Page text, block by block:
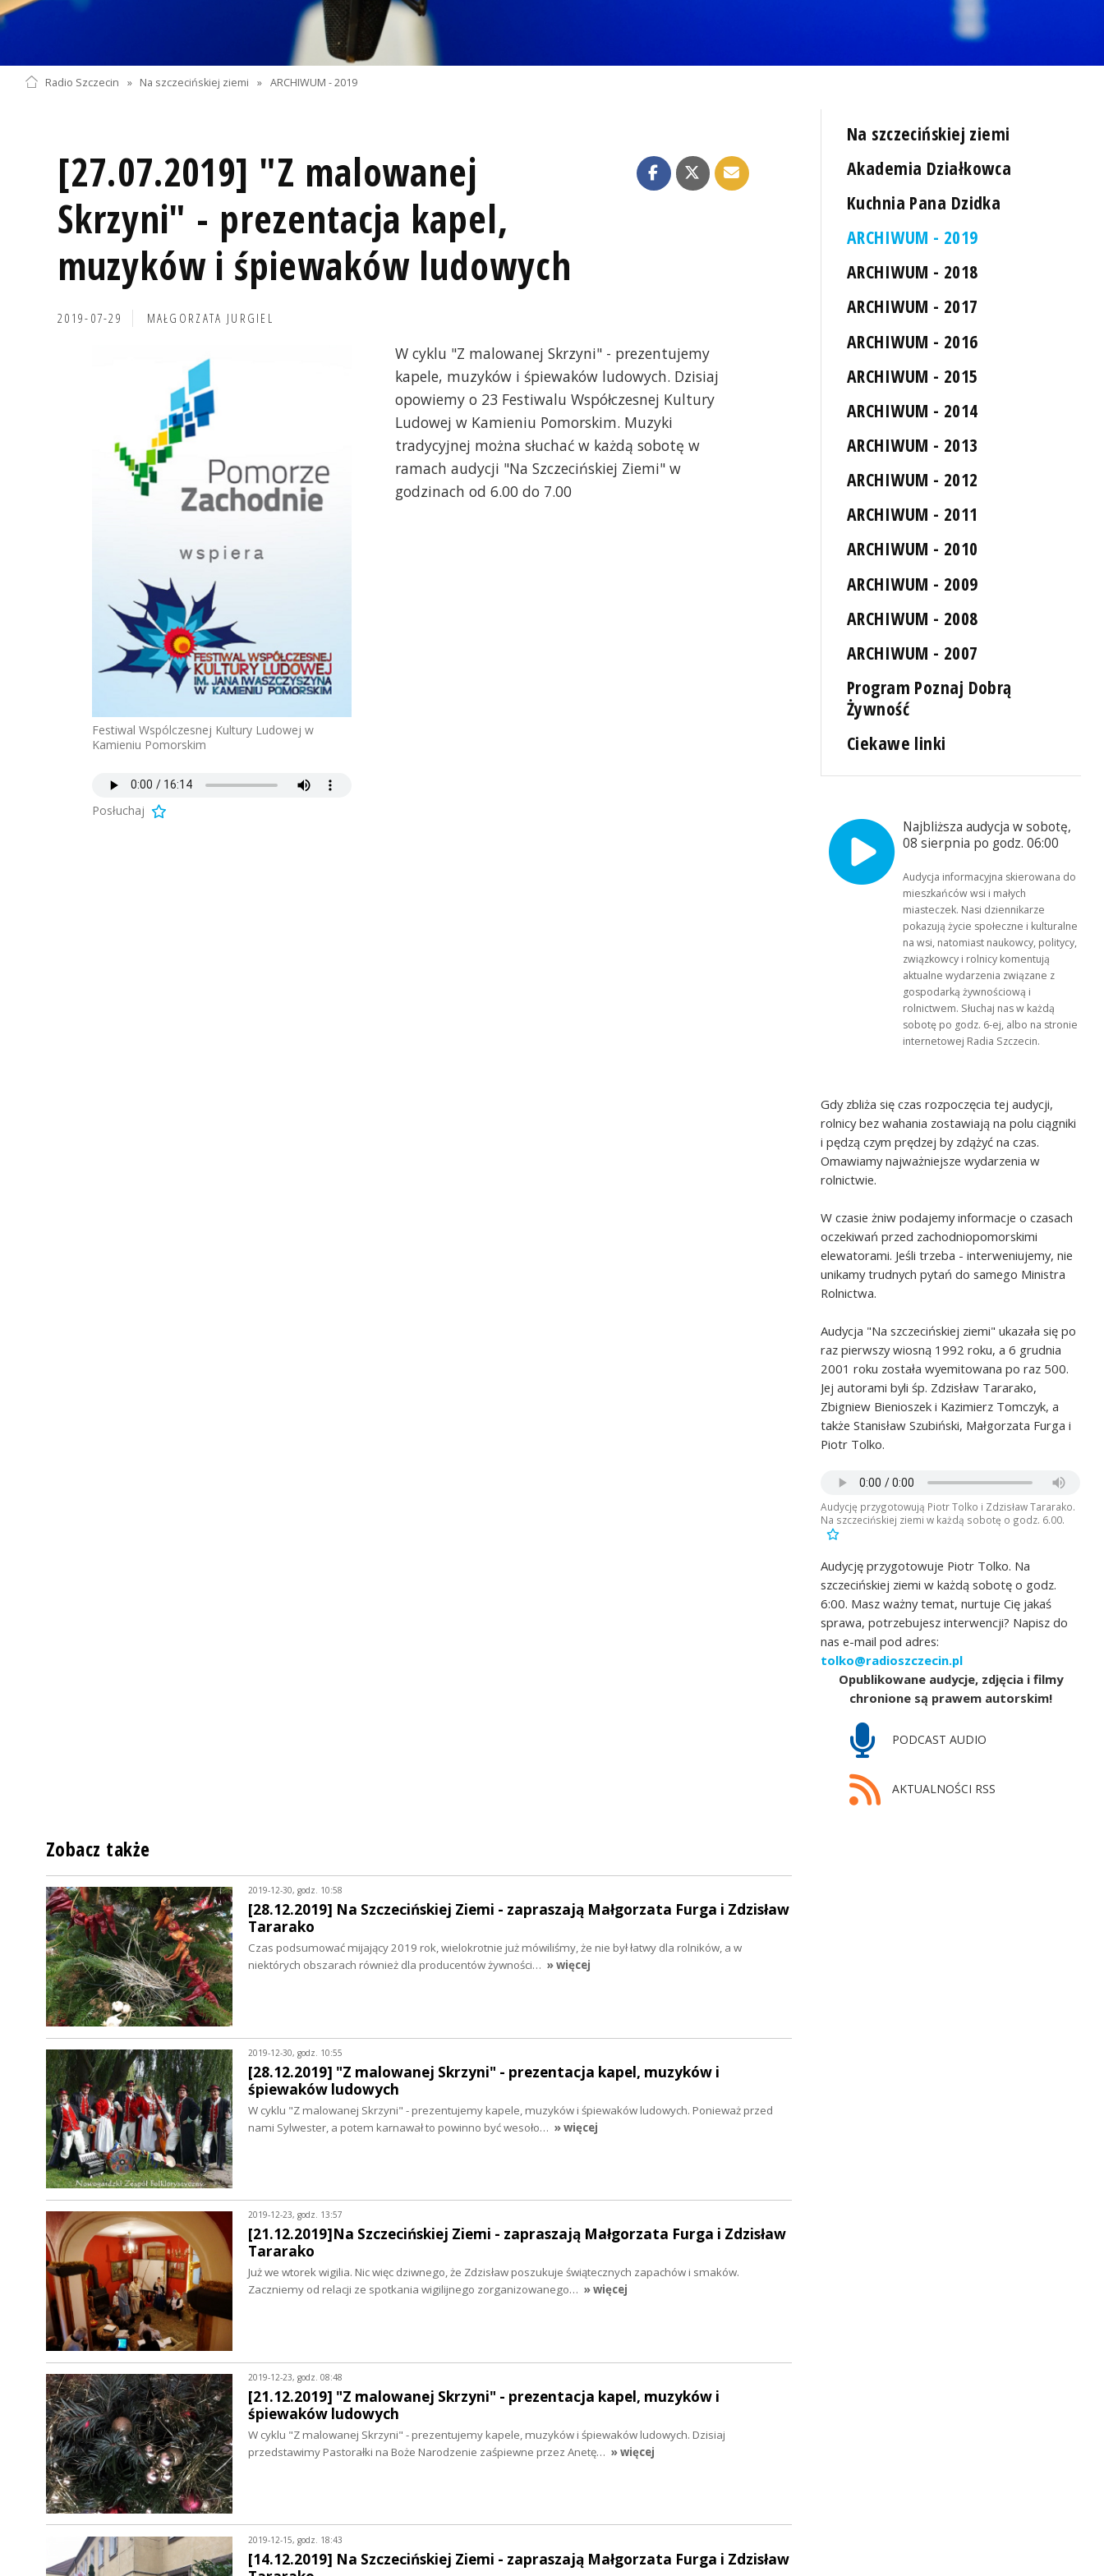
Radio Szczecin » Na szczecińskiej ziemi » ARCHIWUM - 2019
[27.07.2019] "Z malowanej
Skrzyni" - prezentacja kapel,
muzyków i śpiewaków ludowych
2019-07-29 MAŁGORZATA JURGIEL
Festiwal Wspólczesnej Kultury Ludowej w
Kamieniu Pomorskim
Posłuchaj
W cyklu "Z malowanej Skrzyni" - prezentujemy
kapele, muzyków i śpiewaków ludowych. Dzisiaj
opowiemy o 23 Festiwalu Współczesnej Kultury
Ludowej w Kamieniu Pomorskim. Muzyki
tradycyjnej można słuchać w każdą sobotę w
ramach audycji "Na Szczecińskiej Ziemi" w
godzinach od 6.00 do 7.00
Na szczecińskiej ziemi
Akademia Działkowca
Kuchnia Pana Dzidka
ARCHIWUM - 2019
ARCHIWUM - 2018
ARCHIWUM - 2017
ARCHIWUM - 2016
ARCHIWUM - 2015
ARCHIWUM - 2014
ARCHIWUM - 2013
ARCHIWUM - 2012
ARCHIWUM - 2011
ARCHIWUM - 2010
ARCHIWUM - 2009
ARCHIWUM - 2008
ARCHIWUM - 2007
Program Poznaj Dobrą
Żywność
Ciekawe linki
Najbliższa audycja w sobotę,
08 sierpnia po godz. 06:00
Audycja informacyjna skierowana do
mieszkańców wsi i małych
miasteczek. Nasi dziennikarze
pokazują życie społeczne i kulturalne
na wsi, natomiast naukowcy, politycy,
związkowcy i rolnicy komentują
aktualne wydarzenia związane z
gospodarką żywnościową i
rolnictwem. Słuchaj nas w każdą
sobotę po godz. 6-ej, albo na stronie
internetowej Radia Szczecin.
Gdy zbliża się czas rozpoczęcia tej audycji,
rolnicy bez wahania zostawiają na polu ciągniki
i pędzą czym prędzej by zdążyć na czas.
Omawiamy najważniejsze wydarzenia w
rolnictwie.
W czasie żniw podajemy informacje o czasach
oczekiwań przed zachodniopomorskimi
elewatorami. Jeśli trzeba - interweniujemy, nie
unikamy trudnych pytań do samego Ministra
Rolnictwa.
Audycja "Na szczecińskiej ziemi" ukazała się po
raz pierwszy wiosną 1992 roku, a 6 grudnia
2001 roku została wyemitowana po raz 500.
Jej autorami byli śp. Zdzisław Tararako,
Zbigniew Bienioszek i Kazimierz Tomczyk, a
także Stanisław Szubiński, Małgorzata Furga i
Piotr Tolko.
Audycję przygotowują Piotr Tolko i Zdzisław Tararako.
Na szczecińskiej ziemi w każdą sobotę o godz. 6.00.
Audycję przygotowuje Piotr Tolko. Na
szczecińskiej ziemi w każdą sobotę o godz.
6:00. Masz ważny temat, nurtuje Cię jakaś
sprawa, potrzebujesz interwencji? Napisz do
nas e-mail pod adres:
tolko@radioszczecin.pl
Opublikowane audycje, zdjęcia i filmy
chronione są prawem autorskim!
PODCAST AUDIO
AKTUALNOŚCI RSS
Zobacz także
2019-12-30, godz. 10:58
[28.12.2019] Na Szczecińskiej Ziemi - zapraszają Małgorzata Furga i Zdzisław
Tararako
Czas podsumować mijający 2019 rok, wielokrotnie już mówiliśmy, że nie był łatwy dla rolników, a w
niektórych obszarach również dla producentów żywności… » więcej
2019-12-30, godz. 10:55
[28.12.2019] "Z malowanej Skrzyni" - prezentacja kapel, muzyków i
śpiewaków ludowych
W cyklu "Z malowanej Skrzyni" - prezentujemy kapele, muzyków i śpiewaków ludowych. Ponieważ przed
nami Sylwester, a potem karnawał to powinno być wesoło… » więcej
2019-12-23, godz. 13:57
[21.12.2019]Na Szczecińskiej Ziemi - zapraszają Małgorzata Furga i Zdzisław
Tararako
Już we wtorek wigilia. Nic więc dziwnego, że Zdzisław poszukuje świątecznych zapachów i smaków.
Zaczniemy od relacji ze spotkania wigilijnego zorganizowanego… » więcej
2019-12-23, godz. 08:48
[21.12.2019] "Z malowanej Skrzyni" - prezentacja kapel, muzyków i
śpiewaków ludowych
W cyklu "Z malowanej Skrzyni" - prezentujemy kapele, muzyków i śpiewaków ludowych. Dzisiaj
przedstawimy Pastorałki na Boże Narodzenie zaśpiewne przez Anetę… » więcej
2019-12-15, godz. 18:43
[14.12.2019] Na Szczecińskiej Ziemi - zapraszają Małgorzata Furga i Zdzisław